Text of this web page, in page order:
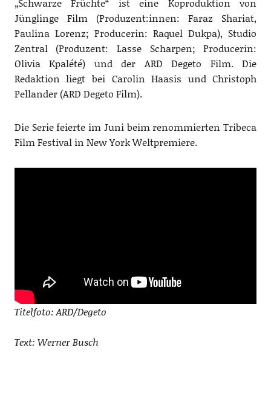
„Schwarze Früchte“ ist eine Koproduktion von
Jünglinge Film (Produzent:innen: Faraz Shariat,
Paulina Lorenz; Producerin: Raquel Dukpa), Studio
Zentral (Produzent: Lasse Scharpen; Producerin:
Olivia Kpalété) und der ARD Degeto Film. Die
Redaktion liegt bei Carolin Haasis und Christoph
Pellander (ARD Degeto Film).
Die Serie feierte im Juni beim renommierten Tribeca
Film Festival in New York Weltpremiere.
Titelfoto: ARD/Degeto
Text: Werner Busch